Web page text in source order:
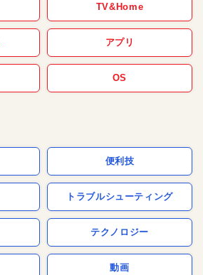
TV&Home
アプリ
OS
便利技
トラブルシューティング
テクノロジー
動画